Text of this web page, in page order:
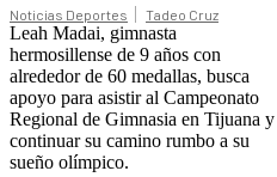
Noticias Deportes Tadeo Cruz
Leah Madai, gimnasta
hermosillense de 9 años con
alrededor de 60 medallas, busca
apoyo para asistir al Campeonato
Regional de Gimnasia en Tijuana y
continuar su camino rumbo a su
sueño olímpico.